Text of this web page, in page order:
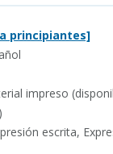
principiantes]
impreso
escrita,